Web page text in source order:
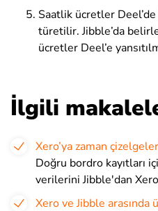
Saatlik ücretler
türetilir. Jibble’da
ücretler Deel’e
İlgili
Xero’ya zaman
Doğru bordro kayıtları
verilerini Jibble'dan
Xero ve Jibble